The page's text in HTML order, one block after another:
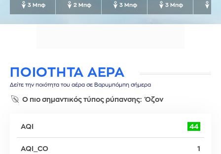
3 Μπφ 2 Μπφ 3 Μπφ 3 Μπφ
ΠΟΙΟΤΗΤΑ ΑΕΡΑ
Δείτε την ποιότητα του αέρα σε Βαρυμπόμπη σήμερα
Ο πιο σημαντικός τύπος ρύπανσης: Όζον
AQI 44
AQI_CO 1